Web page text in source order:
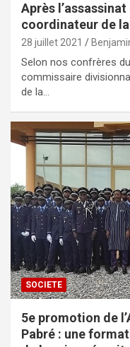
Après
coordinateur de
28 juillet 2021
Selon nos confrères
commissaire
de la…
SOCIETE
5e promotion de
Pabré : une